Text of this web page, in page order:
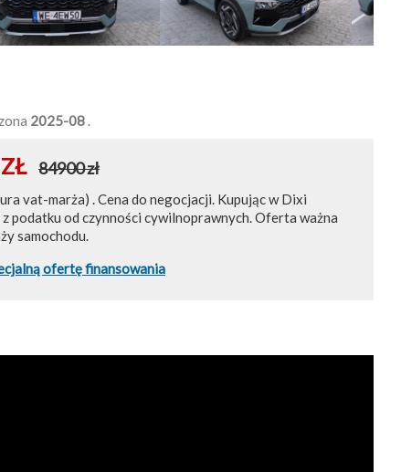
2025-08 .
ZŁ 84900 zł
vat-marża) . Cena do negocjacji. Kupując w Dixi
podatku od czynności cywilnoprawnych. Oferta ważna
samochodu.
ofertę finansowania